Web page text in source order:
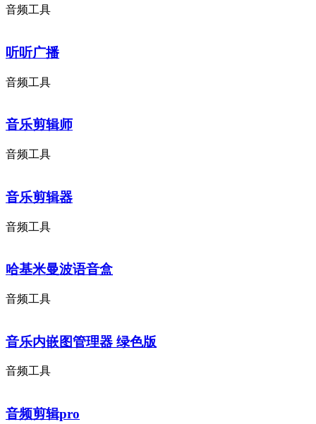
音频工具
听听广播
音频工具
音乐剪辑师
音频工具
音乐剪辑器
音频工具
哈基米曼波语音盒
音频工具
音乐内嵌图管理器 绿色版
音频工具
音频剪辑pro